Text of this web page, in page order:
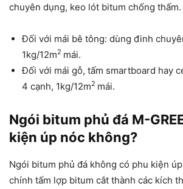
chuyên dụng, keo lót bitum chống thấm.
Đối với mái bê tông: dùng đinh
1kg/12m2 mái.
Đối với mái gỗ, tấm smartboard hay
4 cạnh, 1kg/12m2 mái.
Ngói bitum phủ đá M-
kiện úp nóc không?
Ngói bitum phủ đá không có phu kiện
chính tấm lợp bitum cắt thành các kích